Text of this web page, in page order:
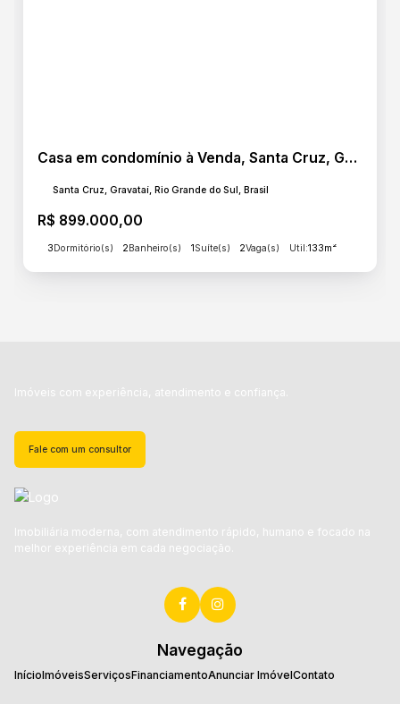
Casa em condomínio à Venda, Santa Cruz, Gravataí, RS
R$ 899.000,00
Santa Cruz, Gravataí, Rio Grande do Sul, Brasil
3Dormitório(s) 2Banheiro(s) 1Suíte(s) 2Vaga(s) Útil:133m²
Imóveis com experiência, atendimento e confiança.
Fale com um consultor
Imobiliária moderna, com atendimento rápido, humano e focado na
melhor experiência em cada negociação.
Navegação
InícioImóveisServiçosFinanciamentoAnunciar ImóvelContato